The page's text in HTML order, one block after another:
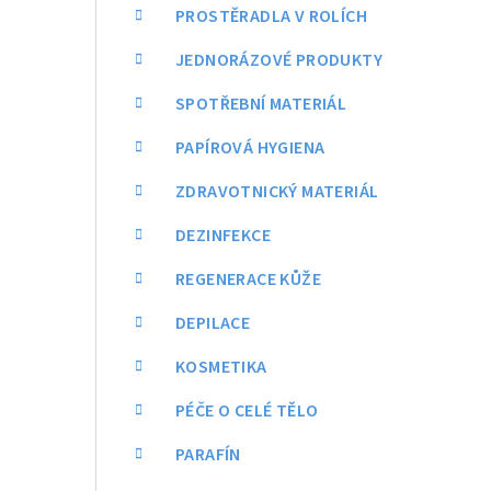
PROSTĚRADLA V ROLÍCH
JEDNORÁZOVÉ PRODUKTY
SPOTŘEBNÍ MATERIÁL
PAPÍROVÁ HYGIENA
ZDRAVOTNICKÝ MATERIÁL
DEZINFEKCE
REGENERACE KŮŽE
DEPILACE
KOSMETIKA
PÉČE O CELÉ TĚLO
PARAFÍN